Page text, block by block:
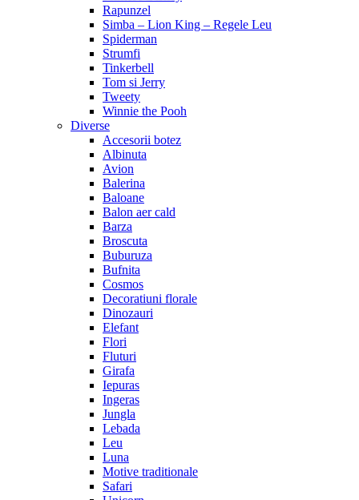
Rapunzel
Simba – Lion King – Regele Leu
Spiderman
Strumfi
Tinkerbell
Tom si Jerry
Tweety
Winnie the Pooh
Diverse
Accesorii botez
Albinuta
Avion
Balerina
Baloane
Balon aer cald
Barza
Broscuta
Buburuza
Bufnita
Cosmos
Decoratiuni florale
Dinozauri
Elefant
Flori
Fluturi
Girafa
Iepuras
Ingeras
Jungla
Lebada
Leu
Luna
Motive traditionale
Safari